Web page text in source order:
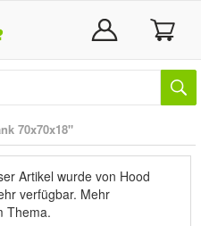
70x70x18"
Artikel wurde von Hood
verfügbar. Mehr
Thema.